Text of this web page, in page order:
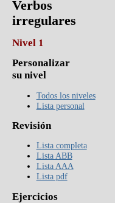
Verbos
irregulares
Nivel 1
Personalizar
su nivel
Todos los niveles
Lista personal
Revisión
Lista completa
Lista ABB
Lista AAA
Lista pdf
Ejercicios